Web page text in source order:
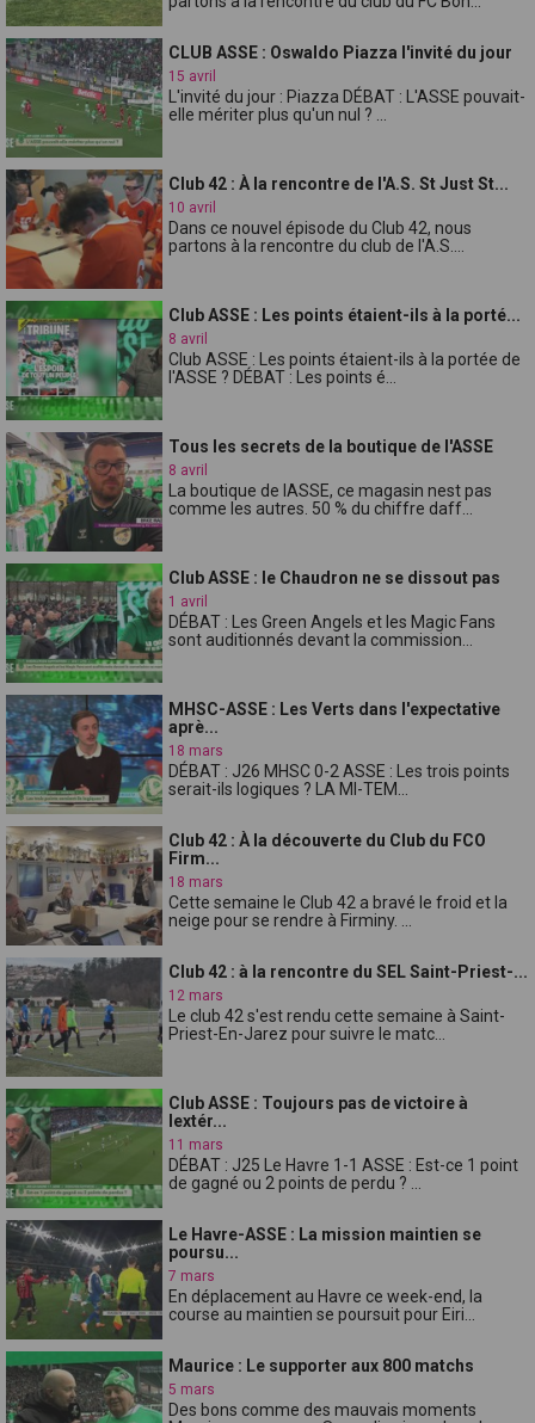
CLUB ASSE : Oswaldo Piazza l'invité du jour
15 avril
L'invité du jour : Piazza DÉBAT : L'ASSE pouvait-
elle mériter plus qu'un nul ? ...
Club 42 : À la rencontre de l'A.S. St Just St...
10 avril
Dans ce nouvel épisode du Club 42, nous
partons à la rencontre du club de l'A.S....
Club ASSE : Les points étaient-ils à la porté...
8 avril
Club ASSE : Les points étaient-ils à la portée de
l'ASSE ? DÉBAT : Les points é...
Tous les secrets de la boutique de l'ASSE
8 avril
La boutique de lASSE, ce magasin nest pas
comme les autres. 50 % du chiffre daff...
Club ASSE : le Chaudron ne se dissout pas
1 avril
DÉBAT : Les Green Angels et les Magic Fans
sont auditionnés devant la commission...
MHSC-ASSE : Les Verts dans l'expectative
aprè...
18 mars
DÉBAT : J26 MHSC 0-2 ASSE : Les trois points
serait-ils logiques ? LA MI-TEM...
Club 42 : À la découverte du Club du FCO
Firm...
18 mars
Cette semaine le Club 42 a bravé le froid et la
neige pour se rendre à Firminy. ...
Club 42 : à la rencontre du SEL Saint-Priest-...
12 mars
Le club 42 s'est rendu cette semaine à Saint-
Priest-En-Jarez pour suivre le matc...
Club ASSE : Toujours pas de victoire à
lextér...
11 mars
DÉBAT : J25 Le Havre 1-1 ASSE : Est-ce 1 point
de gagné ou 2 points de perdu ? ...
Le Havre-ASSE : La mission maintien se
poursu...
7 mars
En déplacement au Havre ce week-end, la
course au maintien se poursuit pour Eiri...
Maurice : Le supporter aux 800 matchs
5 mars
Des bons comme des mauvais moments